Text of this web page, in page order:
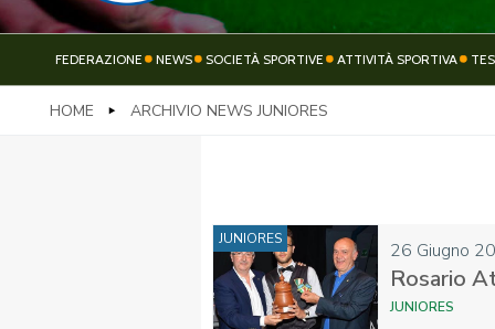
FEDERAZIONE
FEDERAZIONE NEWS SOCIETÀ SPORTIVE ATTIVITÀ SPORTIVA
HOME ARCHIVIO NEWS JUNIORES
26 Giugno
JUNIORES
Rosario
JUNIORES